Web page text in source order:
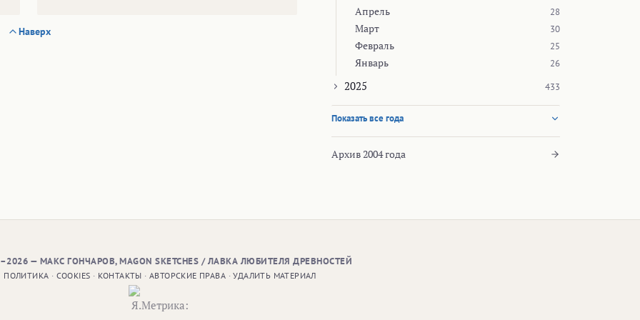
Наверх
Апрель 28
Март 30
Февраль 25
Январь 26
2025 433
Показать все года
Архив 2004 года
— МАКС ГОНЧАРОВ, MAGON SKETCHES / ЛАВКА ЛЮБИТЕЛЯ ДРЕВНОСТЕЙ
ПОЛИТИКА · COOKIES · КОНТАКТЫ ·АВТОРСКИЕ ПРАВА ·УДАЛИТЬ МАТЕРИАЛ